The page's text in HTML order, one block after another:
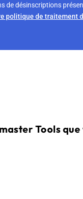
de désinscriptions
politique de traitement
Tools